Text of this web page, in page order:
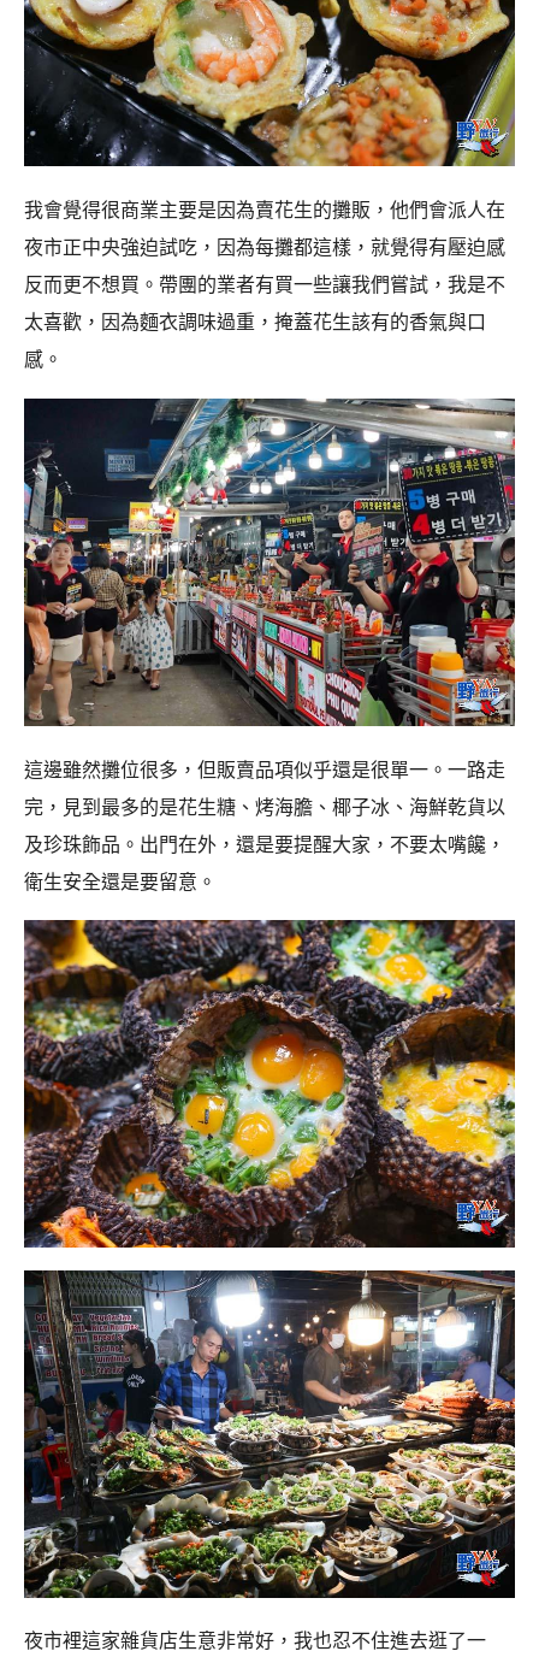
我會覺得很商業主要是因為賣花生的攤販，他們會派人在
夜市正中央強迫試吃，因為每攤都這樣，就覺得有壓迫感
反而更不想買。帶團的業者有買一些讓我們嘗試，我是不
太喜歡，因為麵衣調味過重，掩蓋花生該有的香氣與口
感。
這邊雖然攤位很多，但販賣品項似乎還是很單一。一路走
完，見到最多的是花生糖、烤海膽、椰子冰、海鮮乾貨以
及珍珠飾品。出門在外，還是要提醒大家，不要太嘴饞，
衛生安全還是要留意。
夜市裡這家雜貨店生意非常好，我也忍不住進去逛了一